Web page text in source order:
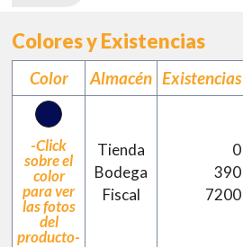
Colores y Existencias
Color Almacén Existencias
-Click
sobre el
color
para ver
las fotos
del
producto-
Tienda
Bodega
Fiscal
0
390
7200